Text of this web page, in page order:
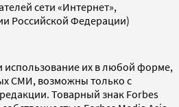
сети «Интернет»,
Российской Федерации)
использование их в любой форме,
СМИ, возможны только с
Товарный знак Forbes